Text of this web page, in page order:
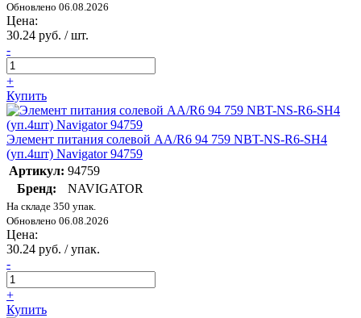
Обновлено 06.08.2026
Цена:
30.24 руб. / шт.
-
+
Купить
Элемент питания солевой AA/R6 94 759 NBT-NS-R6-SH4
(уп.4шт) Navigator 94759
Артикул: 94759
Бренд:
NAVIGATOR
На складе 350 упак.
Обновлено 06.08.2026
Цена:
30.24 руб. / упак.
-
+
Купить